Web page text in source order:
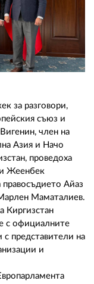
за разговори,
съюз и
член на
Азия и Начо
проведоха
Жеенбек
Айаз
Маматалиев.
Киргизстан
с официалните
представители на
и
ЗА
975 20 35